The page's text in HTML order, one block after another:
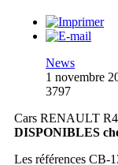
News
1 novembre
3797
Cars RENAULT
DISPONIBLES
Les références CB-